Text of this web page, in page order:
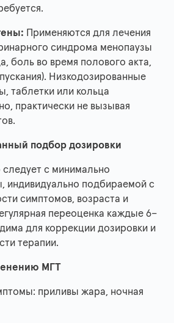
Применяются для лечения
синдрома менопаузы
боль во время полового акта,
Низкодозированные
таблетки или кольца
практически не вызывая
подбор дозировки
с минимально
индивидуально подбираемой с
симптомов, возраста и
переоценка каждые 6–
для коррекции дозировки и
терапии.
МГТ
приливы жара, ночная